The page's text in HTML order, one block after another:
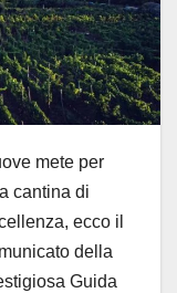
mete per
cantina di
ecco il
della
Guida